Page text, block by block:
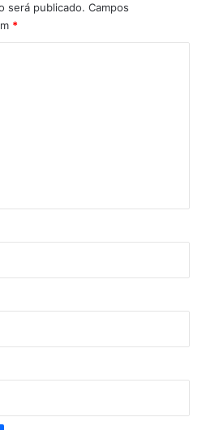
será publicado. Campos
*